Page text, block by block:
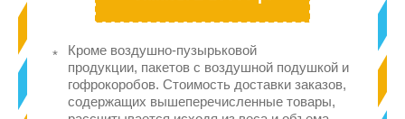
Кроме воздушно-пузырьковой
продукции, пакетов с воздушной подушкой и
гофрокоробов. Стоимость доставки заказов,
содержащих вышеперечисленные товары,